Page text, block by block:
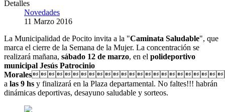
Detalles
Novedades
11 Marzo 2016
La Municipalidad de Pocito invita a la "Caminata Saludable", que
marca el cierre de la Semana de la Mujer. La concentración se
realizará mañana, sábado 12 de marzo, en el polideportivo
municipal Jesús Patrocinio
Morales
a las 9 hs y finalizará en la Plaza departamental. No faltes!!! habrán
dinámicas deportivas, desayuno saludable y sorteos.